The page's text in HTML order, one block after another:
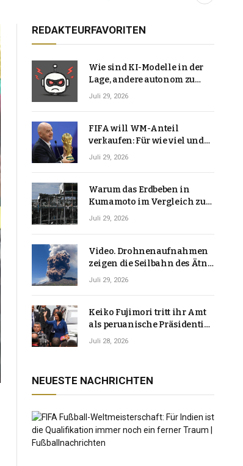
REDAKTEURFAVORITEN
Wie sind KI-Modelle in der
Lage, andere autonom zu
hacken? | Technologie-News
Juli 29, 2026
FIFA will WM-Anteil
verkaufen: Für wie viel und
warum macht Gianni
Juli 29, 2026
Warum das Erdbeben in
Kumamoto im Vergleich zu
den meisten Erdbeben, die
Juli 29, 2026
Video. Drohnenaufnahmen
zeigen die Seilbahn des Ätna
über einer Vulkanlandschaft
Juli 29, 2026
Keiko Fujimori tritt ihr Amt
als peruanische Präsidentin
an und verspricht, das
Juli 28, 2026
NEUESTE NACHRICHTEN